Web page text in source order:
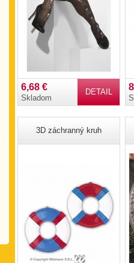
DETAIL
6,68 €
Skladom
3D záchranný kruh